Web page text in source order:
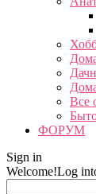
Все
ФОРУМ
Sign in
Welcome!Log